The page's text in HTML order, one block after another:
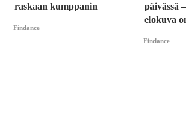
raskaan kumppanin
Findance
päivässä
elokuva
Findance